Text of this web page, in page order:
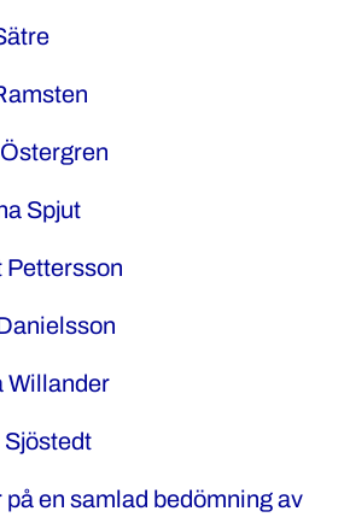
Spjut
Pettersson
Willander
en samlad bedömning av